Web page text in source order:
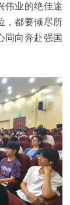
伟业的绝佳途
，都要倾尽所
同向奔赴强国